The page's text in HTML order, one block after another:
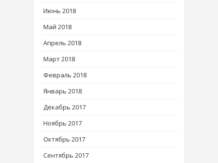
Июнь 2018
Май 2018
Апрель 2018
Март 2018
Февраль 2018
Январь 2018
Декабрь 2017
Ноябрь 2017
Октябрь 2017
Сентябрь 2017